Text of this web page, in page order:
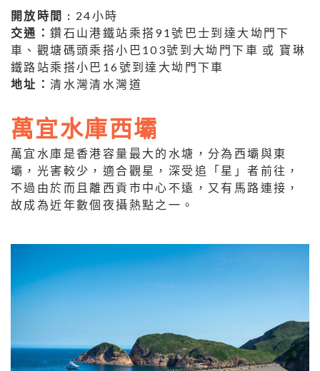
開放時間 : 24小時
交通：鑽石山港鐵站乘搭91號巴士到達大坳門下
車、觀塘碼頭乘搭小巴103號到大坳門下車 或 寶琳
鐵路站乘搭小巴16號到達大坳門下車
地址：清水灣清水灣道
萬宜水庫西壩
萬宜水庫是香港容量最大的水塘，分為西壩與東
壩，光害較少，適合觀星，深受追「星」者前往，
不過由於而且離西貢市中心不遠，又有馬路連接，
故成為近年數個夜攝熱點之一。